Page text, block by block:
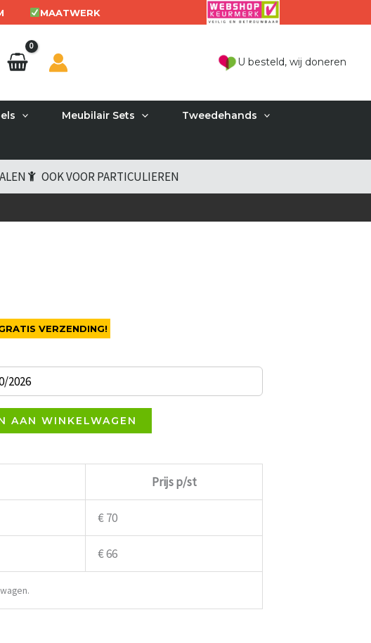
MAATWERK
U besteld, wij doneren
Meubilair Sets Tweedehands
OOK VOOR PARTICULIEREN
VERZENDING!
2026
AAN WINKELWAGEN
Prijs p/st
€ 70
€ 66